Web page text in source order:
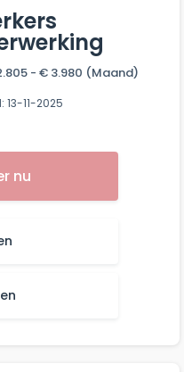
- € 3.980 (Maand)
13-11-2025
nu